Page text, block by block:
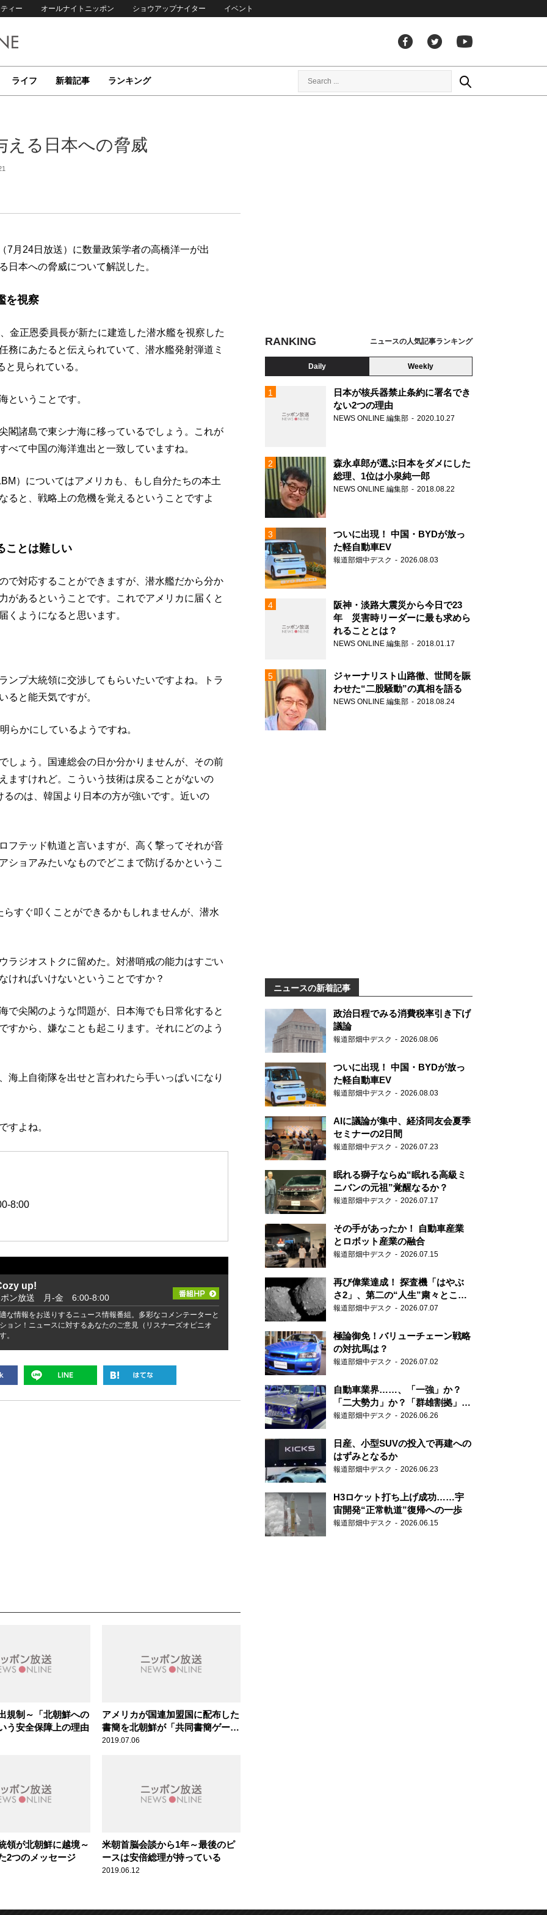
ィー オールナイトニッポン ショウアップナイター イベント
ライフ 新着記事 ランキング
える日本への脅威
7月24日放送）に数量政策学者の高橋洋一が出
日本への脅威について解説した。
を視察
金正恩委員長が新たに建造した潜水艦を視察した
務にあたると伝えられていて、潜水艦発射弾道ミ
見られている。
ということです。
閣諸島で東シナ海に移っているでしょう。これが
て中国の海洋進出と一致していますね。
）についてはアメリカも、もし自分たちの本土
ると、戦略上の危機を覚えるということですよ
ことは難しい
で対応することができますが、潜水艦だから分か
があるということです。これでアメリカに届くと
くようになると思います。
ンプ大統領に交渉してもらいたいですよね。トラ
ると能天気ですが。
らかにしているようですね。
しょう。国連総会の日か分かりませんが、その前
ますけれど。こういう技術は戻ることがないの
のは、韓国より日本の方が強いです。近いの
フテッド軌道と言いますが、高く撃ってそれが音
ショアみたいなものでどこまで防げるかというこ
すぐ叩くことができるかもしれませんが、潜水
ラジオストクに留めた。対潜哨戒の能力はすごい
ければいけないということですか？
で尖閣のような問題が、日本海でも日常化すると
すから、嫌なことも起こります。それにどのよう
海上自衛隊を出せと言われたら手いっぱいになり
すよね。
8:00
up!
ポン放送 月-金 6:00-8:00
な情報をお送りするニュース情報番組。多彩なコメンテーターと
ョン！ニュースに対するあなたのご意見（リスナーズオピニオ
。
規制～「北朝鮮への
う安全保障上の理由
アメリカが国連加盟国に配布した
書簡を北朝鮮が「共同書簡ゲー
ム」と非難
2019.07.06
領が北朝鮮に越境～
2つのメッセージ
米朝首脳会談から1年～最後のピ
ースは安倍総理が持っている
2019.06.12
RANKING ニュースの人気記事ランキング
Daily Weekly
日本が核兵器禁止条約に署名でき
ない2つの理由
NEWS ONLINE 編集部 2020.10.27
森永卓郎が選ぶ日本をダメにした
総理、1位は小泉純一郎
NEWS ONLINE 編集部 2018.08.22
ついに出現！ 中国・BYDが放っ
た軽自動車EV
報道部畑中デスク 2026.08.03
阪神・淡路大震災から今日で23
年 災害時リーダーに最も求めら
れることとは？
NEWS ONLINE 編集部 2018.01.17
ジャーナリスト山路徹、世間を賑
わせた“二股騒動”の真相を語る
NEWS ONLINE 編集部 2018.08.24
ニュースの新着記事
政治日程でみる消費税率引き下げ
議論
報道部畑中デスク 2026.08.06
ついに出現！ 中国・BYDが放っ
た軽自動車EV
報道部畑中デスク 2026.08.03
AIに議論が集中、経済同友会夏季
セミナーの2日間
報道部畑中デスク 2026.07.23
眠れる獅子ならぬ“眠れる高級ミ
ニバンの元祖”覚醒なるか？
報道部畑中デスク 2026.07.17
その手があったか！ 自動車産業
とロボット産業の融合
報道部畑中デスク 2026.07.15
再び偉業達成！ 探査機「はやぶ
さ2」、第二の“人生”粛々とこな
す
報道部畑中デスク 2026.07.07
極論御免！バリューチェーン戦略
の対抗馬は？
報道部畑中デスク 2026.07.02
自動車業界……、「一強」か？
「二大勢力」か？「群雄割拠」
か？
報道部畑中デスク 2026.06.26
日産、小型SUVの投入で再建への
はずみとなるか
報道部畑中デスク 2026.06.23
H3ロケット打ち上げ成功……宇
宙開発“正常軌道”復帰への一歩
報道部畑中デスク 2026.06.15